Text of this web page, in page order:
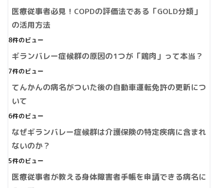
医療従事者必見！COPDの評価法である「GOLD分類」
の活用方法
8件のビュー
ギランバレー症候群の原因の1つが「鶏肉」って本当？
7件のビュー
てんかんの病名がついた後の自動車運転免許の更新につ
いて
6件のビュー
なぜギランバレー症候群は介護保険の特定疾病に含まれ
ないのか？
5件のビュー
医療従事者が教える身体障害者手帳を申請できる病名に